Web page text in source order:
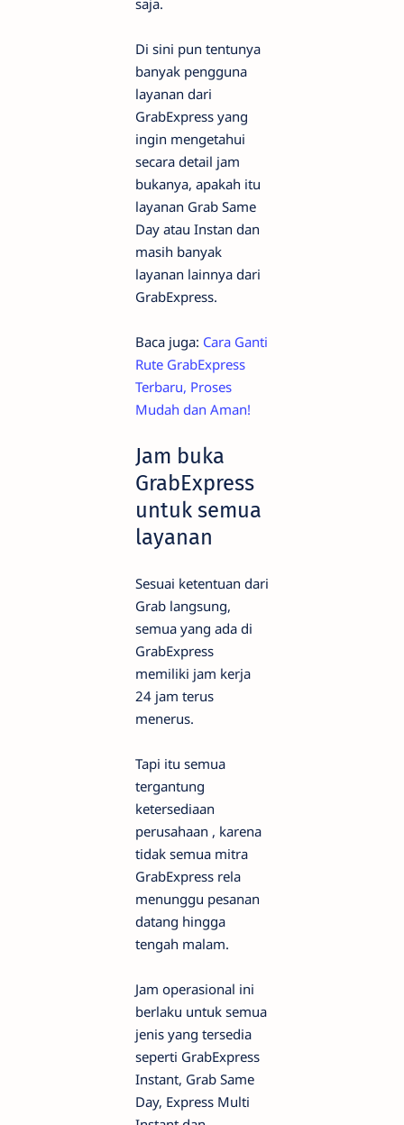
saja.
Di sini pun tentunya
banyak pengguna
layanan dari
GrabExpress yang
ingin mengetahui
secara detail jam
bukanya, apakah itu
layanan Grab Same
Day atau Instan dan
masih banyak
layanan lainnya dari
GrabExpress.
Baca juga: Cara Ganti
Rute GrabExpress
Terbaru, Proses
Mudah dan Aman!
Jam buka
GrabExpress
untuk semua
layanan
Sesuai ketentuan dari
Grab langsung,
semua yang ada di
GrabExpress
memiliki jam kerja
24 jam terus
menerus.
Tapi itu semua
tergantung
ketersediaan
perusahaan , karena
tidak semua mitra
GrabExpress rela
menunggu pesanan
datang hingga
tengah malam.
Jam operasional ini
berlaku untuk semua
jenis yang tersedia
seperti GrabExpress
Instant, Grab Same
Day, Express Multi